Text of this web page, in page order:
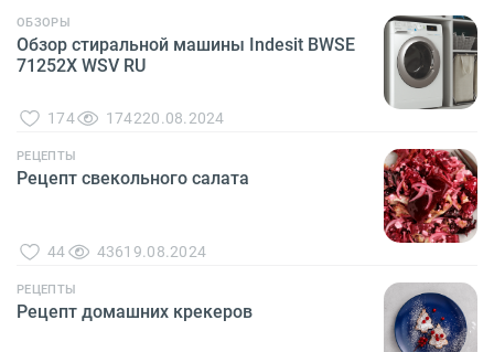
ОБЗОРЫ
Обзор стиральной машины Indesit BWSE
71252X WSV RU
174 174220.08.2024
РЕЦЕПТЫ
Рецепт свекольного салата
44 43619.08.2024
РЕЦЕПТЫ
Рецепт домашних крекеров